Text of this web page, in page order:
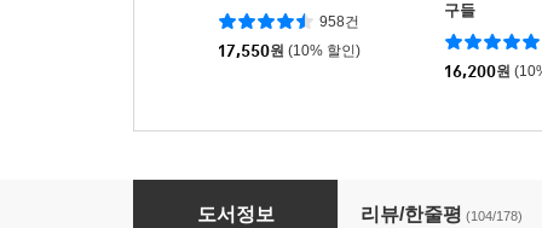
958건
17,550원 (10% 할인)
구들
16,200원
당신의 생각을 정리해드립니다
도서정보 리뷰/한줄평 (104/178)